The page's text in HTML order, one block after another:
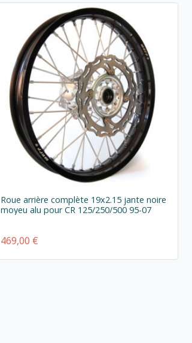
Roue arrière complète 19x2.15 jante noire
moyeu alu pour CR 125/250/500 95-07
469,00 €